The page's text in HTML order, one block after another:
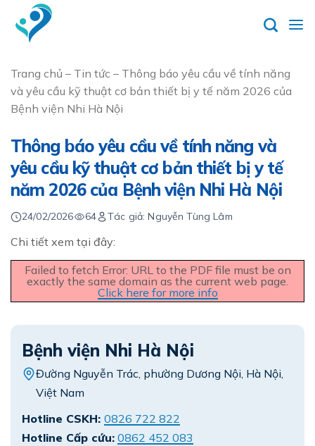
content
Trang chủ – Tin tức – Thông báo yêu cầu về tính năng
và yêu cầu kỹ thuật cơ bản thiết bị y tế năm 2026 của
Bệnh viện Nhi Hà Nội
Thông báo yêu cầu về tính năng và
yêu cầu kỹ thuật cơ bản thiết bị y tế
năm 2026 của Bệnh viện Nhi Hà Nội
Tác giả: Nguyễn Tùng Lâm
24/02/2026 64
Chi tiết xem tại đây:
Failed to fetch Error: URL to the PDF file must be on
exactly the same domain as the current web page.
Click here for more info
Bệnh viện Nhi Hà Nội
Đường Nguyễn Trác, phường Dương Nội, Hà Nội,
Việt Nam
Hotline CSKH: 0826 722 822
Hotline Cấp cứu: 0862 452 083